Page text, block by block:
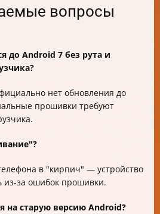
вопросы
до Android 7 без рута и
нет обновления до
прошивки требуют
в "кирпич" — устройство
из-за ошибок прошивки.
на старую версию Android?